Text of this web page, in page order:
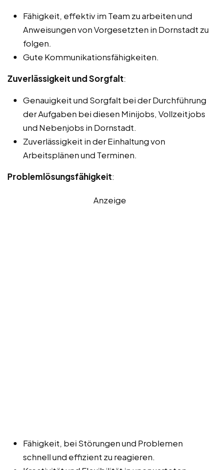
Fähigkeit, effektiv im Team zu arbeiten und
Anweisungen von Vorgesetzten in Dornstadt zu
folgen.
Gute Kommunikationsfähigkeiten.
Zuverlässigkeit und Sorgfalt:
Genauigkeit und Sorgfalt bei der Durchführung
der Aufgaben bei diesen Minijobs, Vollzeitjobs
und Nebenjobs in Dornstadt.
Zuverlässigkeit in der Einhaltung von
Arbeitsplänen und Terminen.
Problemlösungsfähigkeit:
Anzeige
Fähigkeit, bei Störungen und Problemen
schnell und effizient zu reagieren.